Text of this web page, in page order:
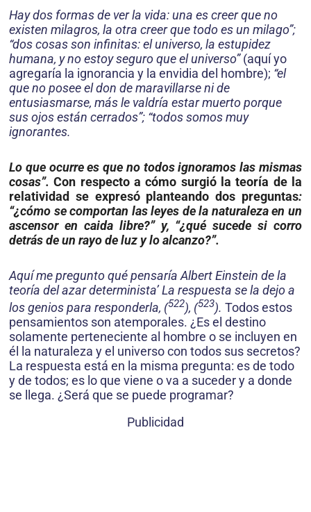
Hay dos formas de ver la vida: una es creer que no
existen milagros, la otra creer que todo es un milago”;
“dos cosas son infinitas: el universo, la estupidez
humana, y no estoy seguro que el universo”(aquí yo
agregaría la ignorancia y la envidia del hombre); “el
que no posee el don de maravillarse ni de
entusiasmarse, más le valdría estar muerto porque
sus ojos están cerrados”; “todos somos muy
ignorantes.
Lo que ocurre es que no todos igno­ramos las mismas
cosas”.Con respecto a cómo surgió la teoría de la
relatividad se expresó planteando dos preguntas:
“¿cómo se comportan las leyes de la naturaleza en un
ascensor en caida libre?” y, “¿qué sucede si corro
detrás de un rayo de luz y lo alcanzo?”.
Aquí mepregunto qué pensaría Albert Einstein de la
teoría del azar determinista’ La respuesta se la dejo a
los genios para responderla, (522), (523). Todos estos
pensamientos son atemporales. ¿Es el destino
solamente perteneciente al hombre o se incluyen en
él la naturaleza y el uni­verso con todos sus secretos?
La respuesta está en la misma pregunta: es de todo
y de todos; es lo que viene o va a suceder y a donde
se llega. ¿Será que se puede programar?
Publicidad